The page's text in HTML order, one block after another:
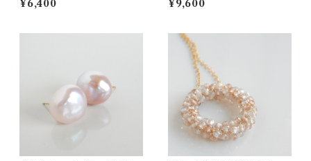
SV925【1306】
¥6,400
8】
¥9,600